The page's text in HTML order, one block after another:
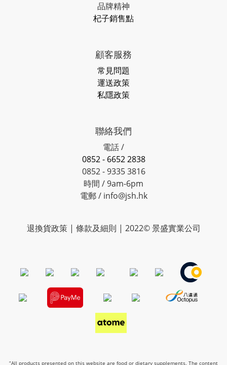
品牌精神
杞子銷售點
顧客服務
常見問題
運送政策
私隱政策
聯絡我們
電話 /
0852 - 6652 2838
0852 - 9335 3816
時間 / 9am-6pm
電郵 / info@jsh.hk
退換貨政策 | 條款及細則 | 2022© 景盛實業公司
“All products presented on this website are food or dietary supplements. The content